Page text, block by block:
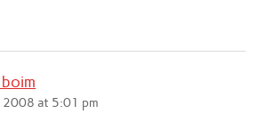
2008 at 5:01 pm